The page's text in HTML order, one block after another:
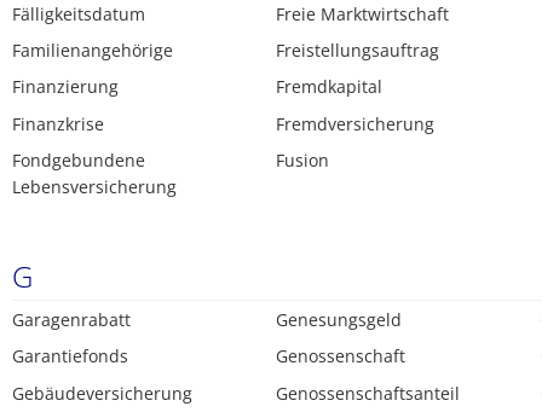
Fälligkeitsdatum
Familienangehörige
Finanzierung
Finanzkrise
Fondgebundene
Lebensversicherung
Freie Marktwirtschaft
Freistellungsauftrag
Fremdkapital
Fremdversicherung
Fusion
G
Garagenrabatt
Garantiefonds
Gebäudeversicherung
Genesungsgeld
Genossenschaft
Genossenschaftsanteil